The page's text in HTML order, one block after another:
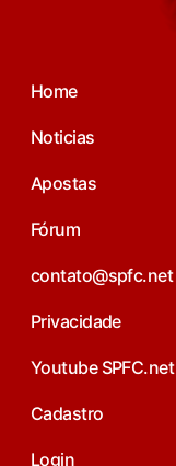
Home
Noticias
Apostas
Fórum
contato@spfc.net
Privacidade
Youtube SPFC.net
Cadastro
Login